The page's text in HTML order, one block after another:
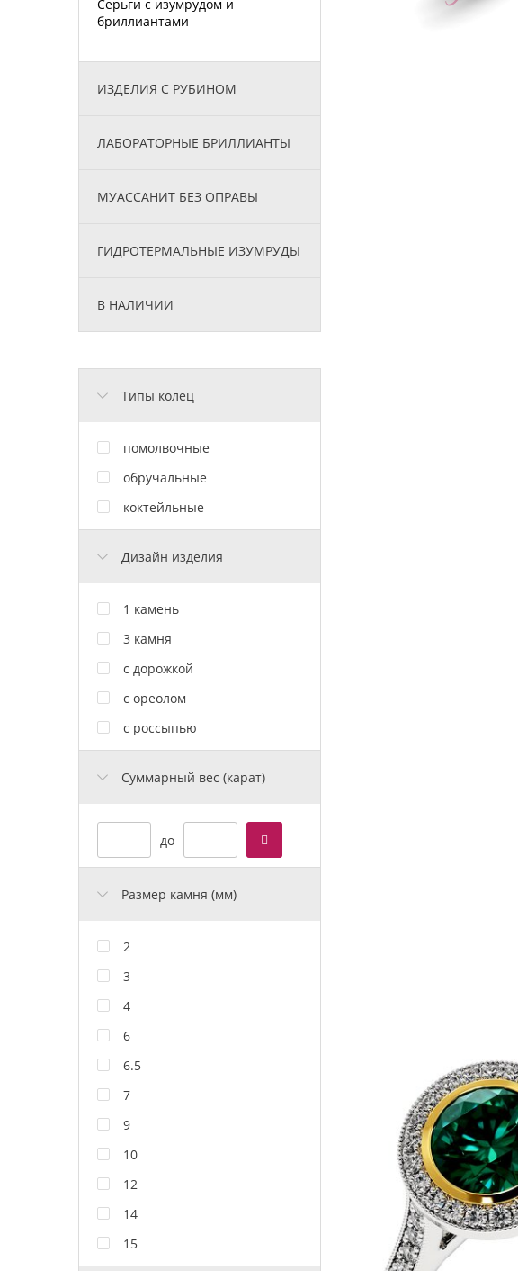
Серьги с изумрудом и
бриллиантами
ИЗДЕЛИЯ С РУБИНОМ
ЛАБОРАТОРНЫЕ БРИЛЛИАНТЫ
МУАССАНИТ БЕЗ ОПРАВЫ
ГИДРОТЕРМАЛЬНЫЕ ИЗУМРУДЫ
В НАЛИЧИИ
Типы колец
помолвочные
обручальные
коктейльные
Дизайн изделия
1 камень
3 камня
с дорожкой
с ореолом
с россыпью
Cуммарный вес (карат)
до
Размер камня (мм)
2
3
4
6
6.5
7
9
10
12
14
15